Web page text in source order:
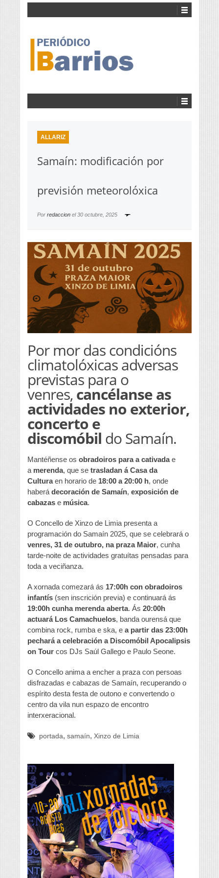
ALLARIZ
Samaín: modificación por
previsión meteorolóxica
Por redaccion el30 octubre, 2025
Por mor das condicións
climatolóxicas adversas
previstas para o
venres,cancélanse as
actividades no exterior,
concerto e
discomóbil do Samaín.
Mantéñense os obradoiros para a cativadae
a merenda, que se trasladan á Casa da
Culturaen horario de 18:00 a 20:00 h, onde
haberá decoración de Samaín, exposición de
cabazas e música.
O Concello de Xinzo de Limia presenta a
programación do Samaín 2025, que se celebrará o
venres, 31 de outubro, na praza Maior, cunha
tarde-noite de actividades gratuítas pensadas para
toda a veciñanza.
A xornada comezará ás 17:00h con obradoiros
infantís (sen inscrición previa) e continuará ás
19:00h cunha merenda aberta. Ás 20:00h
actuará Los Camachuelos, banda ourensá que
combina rock, rumba e ska, e a partir das 23:00h
pechará a celebración a Discomóbil Apocalipsis
on Tour cos DJs Saúl Gallego e Paulo Seone.
O Concello anima a encher a praza con persoas
disfrazadas e cabazas de Samaín, recuperando o
espírito desta festa de outono e convertendo o
centro da vila nun espazo de encontro
interxeracional.
portada, samaín, Xinzo de Limia